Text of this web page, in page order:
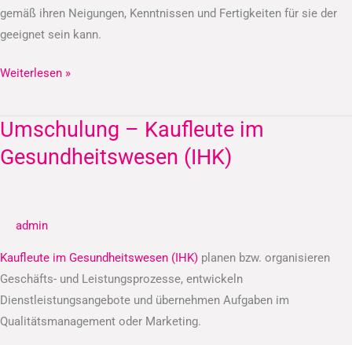
gemäß ihren Neigungen, Kenntnissen und Fertigkeiten für sie der
geeignet sein kann.
Weiterlesen »
Umschulung – Kaufleute im
Gesundheitswesen (IHK)
admin
Kaufleute im Gesundheitswesen (IHK) planen bzw. organisieren
Geschäfts- und Leistungsprozesse, entwickeln
Dienstleistungsangebote und übernehmen Aufgaben im
Qualitätsmanagement oder Marketing.
Umschulung
–
Kaufleute
(IHK)